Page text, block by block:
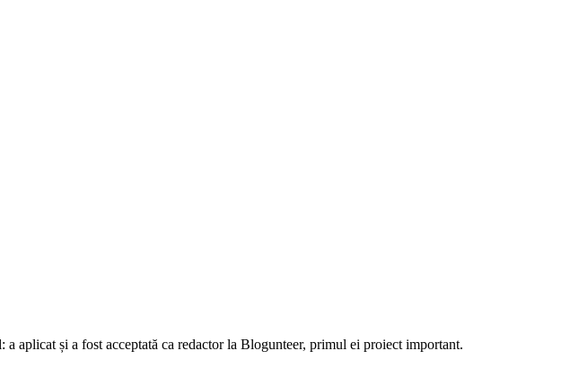
aplicat și a fost acceptată ca redactor la Blogunteer, primul ei proiect important.